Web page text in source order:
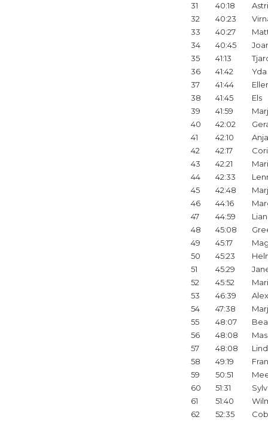
31
40:18
32
40:23
33
40:27
34
40:45
35
41:13
36
41:42
Yda
37
41:44
38
41:45
Els
39
41:59
40
42:02
41
42:10
42
42:17
43
42:21
44
42:33
45
42:48
46
44:16
47
44:59
48
45:08
49
45:17
50
45:23
51
45:29
52
45:52
53
46:39
54
47:38
55
48:07
Bea
56
48:08
57
48:08
58
49:19
59
50:51
60
51:31
61
51:40
62
52:35